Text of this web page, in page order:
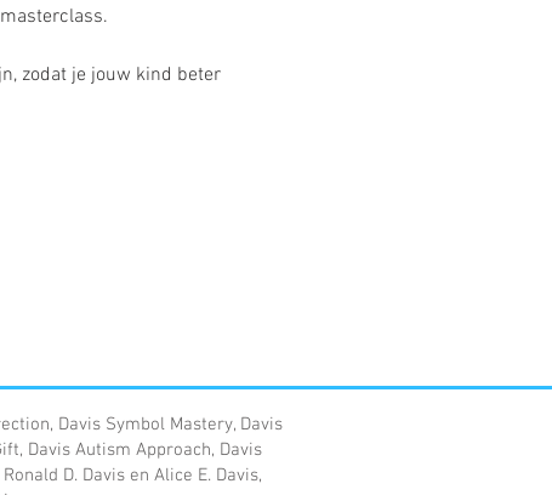
zodat je jouw kind beter
Davis Symbol Mastery, Davis
Davis Autism Approach, Davis
D. Davis en Alice E. Davis,